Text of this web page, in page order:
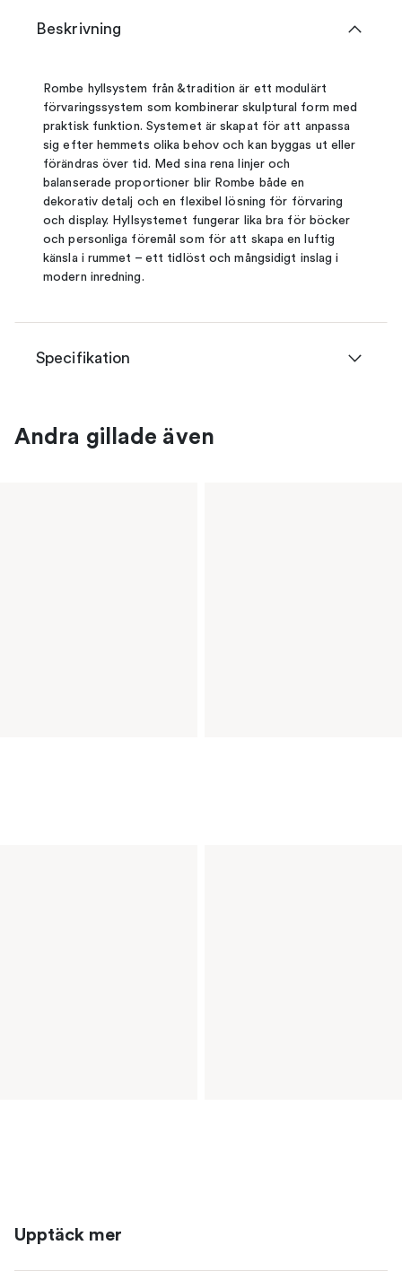
Beskrivning
Rombe hyllsystem från &tradition är ett modulärt
förvaringssystem som kombinerar skulptural form med
praktisk funktion. Systemet är skapat för att anpassa
sig efter hemmets olika behov och kan byggas ut eller
förändras över tid. Med sina rena linjer och
balanserade proportioner blir Rombe både en
dekorativ detalj och en flexibel lösning för förvaring
och display. Hyllsystemet fungerar lika bra för böcker
och personliga föremål som för att skapa en luftig
känsla i rummet – ett tidlöst och mångsidigt inslag i
modern inredning.
Specifikation
Andra gillade även
Upptäck mer